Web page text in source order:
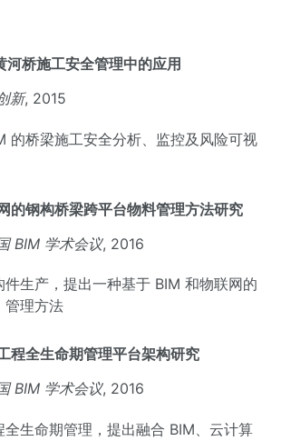
河桥施工安全管理中的应用
新, 2015
的桥梁施工安全分析、监控及风险可视
的钢构桥梁跨平台物料管理方法研究
BIM 学术会议, 2016
生产，提出一种基于 BIM 和物联网的
管理方法
程全生命期管理平台架构研究
BIM 学术会议, 2016
生命期管理，提出融合 BIM、云计算